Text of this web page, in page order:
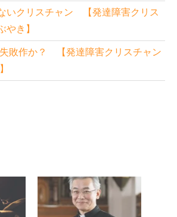
いクリスチャン 【発達障害クリス
やき】
敗作か？ 【発達障害クリスチャン